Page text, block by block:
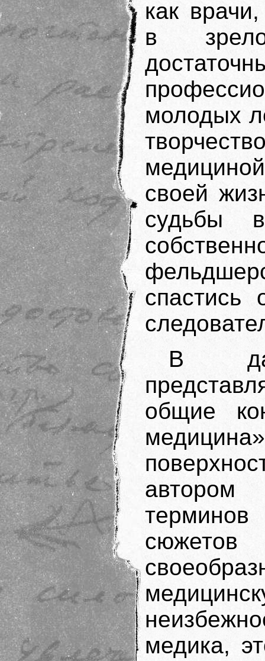
как
в
молодых
своей
судьбы
спастись
В
общие
медика,